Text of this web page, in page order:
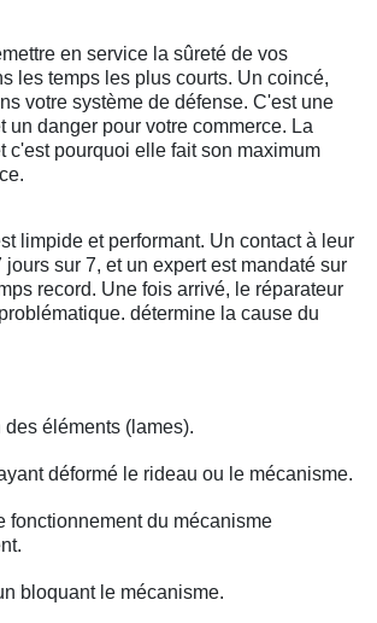
en service la sûreté de vos
les temps les plus courts. Un coincé,
votre système de défense. C'est une
un danger pour votre commerce. La
c'est pourquoi elle fait son maximum
limpide et performant. Un contact à leur
sur 7, et un expert est mandaté sur
record. Une fois arrivé, le réparateur
détermine la cause du
des éléments (lames).
déformé le rideau ou le mécanisme.
fonctionnement du mécanisme
bloquant le mécanisme.